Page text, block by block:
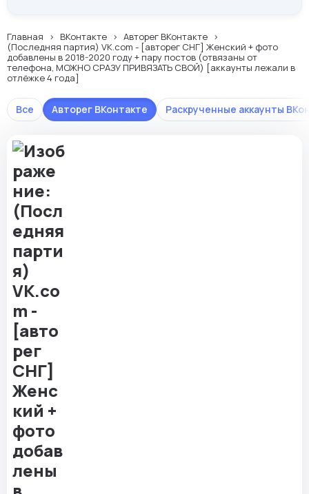
Главная ВКонтакте
Авторег ВКонтакте
(Последняя партия) VK.com - [авторег СНГ] Женский + фото
добавлены в 2018-2020 году + пару постов (отвязаны от
телефона, МОЖНО СРАЗУ ПРИВЯЗАТЬ СВОЙ) [аккаунты лежали в
отлёжке 4 года]
Все Авторег ВКонтакте Раскрученные аккаунты